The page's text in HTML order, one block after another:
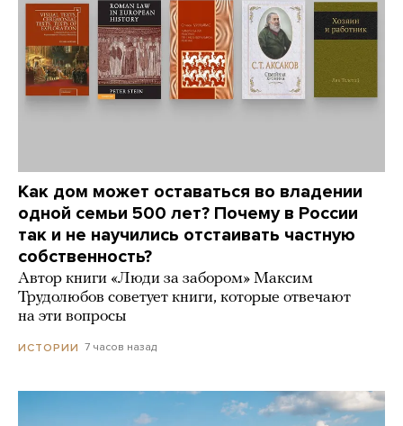
Как дом может оставаться во владении
одной семьи 500 лет? Почему в России
так и не научились отстаивать частную
собственность?
Автор книги «Люди за забором» Максим
Трудолюбов советует книги, которые отвечают
на эти вопросы
ИСТОРИИ 7 часов назад